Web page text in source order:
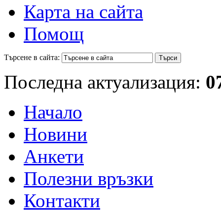
Карта на сайта
Помощ
Търсене в сайта:
Последна актуализация:
Начало
Новини
Анкети
Полезни връзки
Контакти